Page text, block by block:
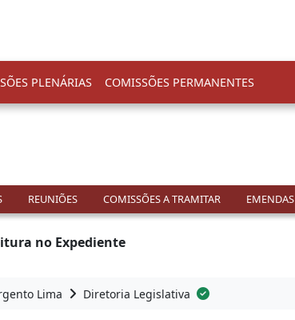
PLENÁRIAS COMISSÕES PERMANENTES
REUNIÕES COMISSÕES A TRAMITAR EMENDAS
no Expediente
Lima
Diretoria Legislativa